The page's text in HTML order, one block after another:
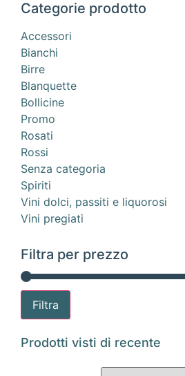
Categorie prodotto
Accessori
Bianchi
Birre
Blanquette
Bollicine
Promo
Rosati
Rossi
Senza categoria
Spiriti
Vini dolci, passiti e liquorosi
Vini pregiati
Filtra per prezzo
Filtra
Prodotti visti di recente